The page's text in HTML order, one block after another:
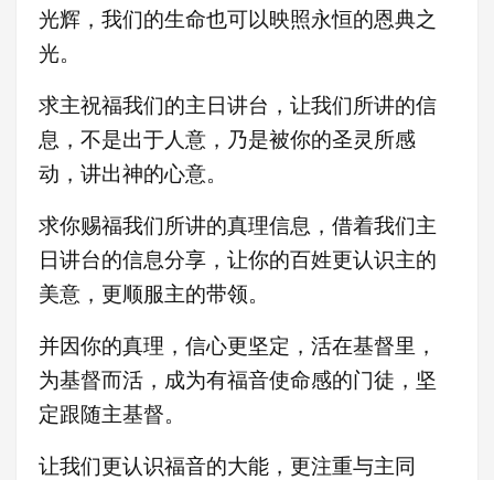
光辉，我们的生命也可以映照永恒的恩典之
光。
求主祝福我们的主日讲台，让我们所讲的信
息，不是出于人意，乃是被你的圣灵所感
动，讲出神的心意。
求你赐福我们所讲的真理信息，借着我们主
日讲台的信息分享，让你的百姓更认识主的
美意，更顺服主的带领。
并因你的真理，信心更坚定，活在基督里，
为基督而活，成为有福音使命感的门徒，坚
定跟随主基督。
让我们更认识福音的大能，更注重与主同